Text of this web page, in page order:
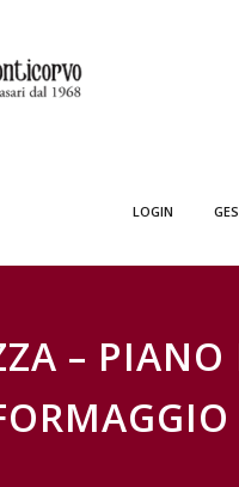
LOGIN
–